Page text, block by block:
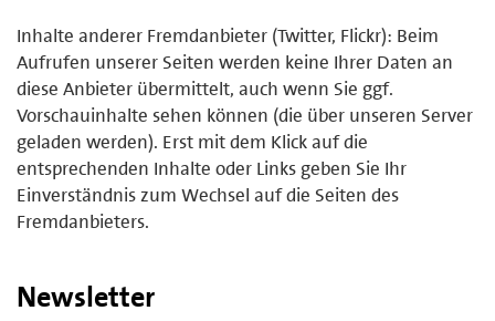
Inhalte anderer Fremdanbieter (Twitter, Flickr): Beim
Aufrufen unserer Seiten werden keine Ihrer Daten an
diese Anbieter übermittelt, auch wenn Sie ggf.
Vorschauinhalte sehen können (die über unseren Server
geladen werden). Erst mit dem Klick auf die
entsprechenden Inhalte oder Links geben Sie Ihr
Einverständnis zum Wechsel auf die Seiten des
Fremdanbieters.
Newsletter